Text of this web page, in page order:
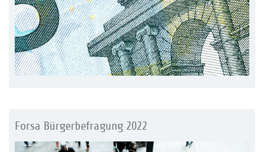
Forsa Bürgerbefragung 2022